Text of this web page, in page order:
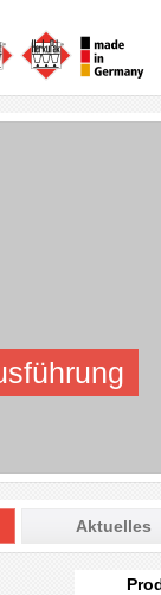
Aktuelles